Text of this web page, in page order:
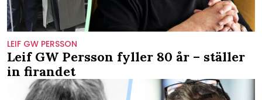
LEIF GW PERSSON
Leif GW Persson fyller 80 år – ställer
in firandet